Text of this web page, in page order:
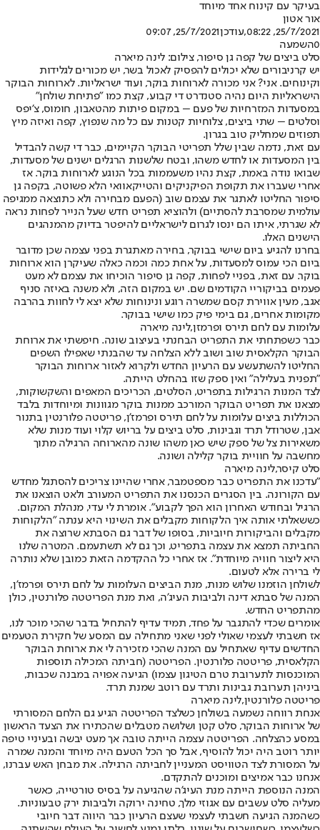
בעיקר עם קינוח אחד מיוחד
אור אטון
25/7/2021, 08:22
,עודכן25/7/2021, 09:07
0השמעה
סלט ביצים של קפה גן סיפור, צילום: לינה מיארה
יש קרניבורים שלא יכולים להפסיק לאכול בשר, יש מכורים לגלידות
וקינוחים. אני? אני מכורה לארוחות בוקר, ועוד ישראליות. לארוחות הבוקר
הישראליות היום נהיה סטנדרט די קבוע, קצת כמו "פתיחת שולחן"
במסעדות המזרחיות של פעם – במקום פיתות מהטאבון, חומוס, צ'יפס
וסלטים – שתי ביצים, צלוחיות קטנות עם כל מה שנפוץ, קפה ואיזה מיץ
תפוזים שמחליק טוב בגרון.
עם זאת, נדמה שבין שלל תפריטי הבוקר הקיימים, כבר די קשה להבדיל
בין המסעדות או לחדש משהו, ובטח שלשנות הרגלים ישנים של מסעדות,
שבואו נודה באמת, קצת נהיו משעממות בכל הנוגע לארוחות בוקר. אז
אחרי שעברו את תקופת הפיקניקים והטייקאוואי הלא פשוטה, בקפה גן
סיפור החליטו לאתגר את עצמם שוב (הפעם מבחירה ולא כתוצאה ממגיפה
עולמית שמסרבת להסתיים) ולהוציא תפריט חדש שעל הנייר לפחות נראה
לא שגרתי, איתו הם ינסו לגרום לישראליים להיפטר בדיוק מהמנהגים
הישנים האלו.
בחרנו להגיע ביום שישי בבוקר, בחירה מאתגרת בפני עצמה שכן מדובר
ביום הכי עמוס למסעדות, על אחת כמה וכמה כאלה שעיקרן הוא ארוחות
בוקר. עם זאת, בפניי לפחות, קפה גן סיפור הוכיחו את עצמם לא מעט
פעמים בביקוריי הקודמים שם. יש במקום הזה, ולא משנה באיזה סניף
אגב, מעין אווירת קסם שמשרה רוגע ונינוחות שלא יצא לי לחוות בהרבה
מקומות אחרים, גם בימי פיק כמו שישי בבוקר.
עלומות עם לחם תירס ופרמזן,לינה מיארה
כבר כשפתחתי את התפריט הבחנתי בעיצוב שונה. חיפשתי את ארוחת
הבוקר הקלאסית שוב ושוב ללא הצלחה עד שהבנתי שאפילו השפים
החליטו להשתעשע עם הרעיון החדש ולקרוא לאזור ארוחות הבוקר
"תפנית בעלילה" ואין ספק שזו בהחלט הייתה.
לצד המנות הרגילות בתפריט, הסלטים, הכריכים המאפים והשקשוקות,
מצאנו את תפריט הבוקר המורכב ממנות בוקר מגוונות ומיוחדות בלבד
הכוללות ביצים עלומות על לחם תירס ופרמז'ן, פריטטה פלורנטין בתנור
אבן, שטרודל תרד וגבינות, סלט ביצים על בריוש קלוי ועוד מנות שלא
משאירות צל של ספק שיש כאן משהו שונה מהארוחה הרגילה מתוך
מחשבה על חוויית בוקר קלילה ושונה.
סלט קיסר,לינה מיארה
"עדכנו את התפריט כבר מספטמבר, אחרי שהיינו צריכים להסתגל מחדש
עם הקורונה. בין הסגרים הכנסנו את התפריט המעורב ולאט הוצאנו את
הרגיל ובחודש האחרון הוא הפך לקבוע". אומרת לי עדי, מנהלת המקום.
כששאלתי אותה איך הלקוחות מקבלים את השינוי היא ענתה "הלקוחות
מקבלים והביקורות חיוביות, בסופו של דבר גם הסבתא שרוצה את
החביתה תמצא את עצמה בתפריט, וכך גם לא תשתעמם. המטרה שלנו
היא ליצור חוויה מיוחדת". אז אחרי כל ההקדמה הזאת כמובן שלא נותרה
לי ברירה אלא לטעום.
לשולחן הוזמנו שלוש מנות, מנת הביצים העלומות על לחם תירס ופרמז'ן,
המנה של סבתא דינה ולביבות העיג'ה, ואת מנת הפריטטה פלורנטין, כולן
מהתפריט החדש.
אומרים שכדי להתגבר על פחד, תמיד עדיף להתחיל בדבר שהכי מוכר לנו,
אז חשבתי לעצמי שאולי לפני שאני מתחילה עם המסע של חקירת הטעמים
החדשים עדיף שאתחיל עם המנה שהכי מזכירה לי את ארוחת הבוקר
הקלאסית, פריטטה פלורנטין. הפריטטה (חביתה המכילה תוספות
המוכנסות לתערובת טרם הטיגון עצמו) הגיעה אפויה במבנה שכבות,
ביניהן תערובת גבינות ותרד עם רוטב שמנת תרד.
פריטטה פלורנטין,לינה מיארה
אנחת רווחה נשמעה בשולחן כשלצד הפריטטה הגיע גם הלחם המסורתי
של ארוחות הבוקר, סלט קטן ושלושה מטבלים שהכתירו את הצעד הראשון
במסע כהצלחה. הפריטטה עצמה הייתה טובה אך מעט יבשה ובעיניי טיפה
יותר רוטב היה יכול להוסיף, אבל סך הכל הטעם היה מיוחד והמנה שמרה
על המסורת לצד הטוויסט המעניין לחביתה הרגילה. את מבחן האש עברנו,
אנחנו כבר אמיצים ומוכנים להתקדם.
המנה הנוספת הייתה מנת העיג'ה שהגיעה על בסיס טורטייה, כאשר
מעליה סלט עשבים עם אגוזי מלך, טחינה ירוקה ולביבות ירק טבעוניות.
כשהמנה הגיעה חשבתי לעצמי שעצם הרעיון כבר היווה דבר חיובי